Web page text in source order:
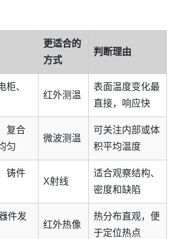
更适合的
方式
判断理由
柜、
红外测温
表面温度变化最
直接，响应快
复合
匀
微波测温
可关注内部或体
积平均温度
铸件
X射线
适合观察结构、
密度和缺陷
件发
红外热像
热分布直观，便
于定位热点